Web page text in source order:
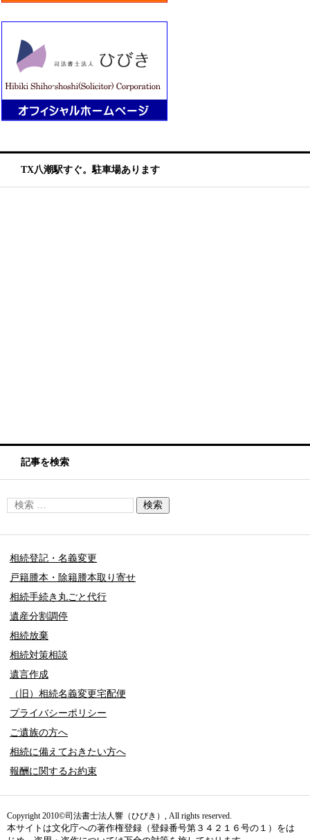
TX八潮駅すぐ。駐車場あります
記事を検索
相続登記・名義変更
戸籍謄本・除籍謄本取り寄せ
相続手続き丸ごと代行
遺産分割調停
相続放棄
相続対策相談
遺言作成
（旧）相続名義変更宅配便
プライバシーポリシー
ご遺族の方へ
相続に備えておきたい方へ
報酬に関するお約束
Copyright 2010©司法書士法人響（ひびき）, All rights reserved.
本サイトは文化庁への著作権登録（登録番号第３４２１６号の１）をは